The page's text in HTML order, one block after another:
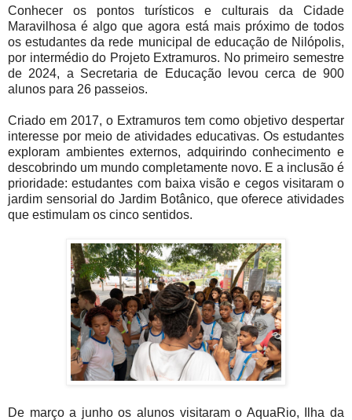
Conhecer os pontos turísticos e culturais da Cidade
Maravilhosa é algo que agora está mais próximo de todos
os estudantes da rede municipal de educação de Nilópolis,
por intermédio do Projeto Extramuros. No primeiro semestre
de 2024, a Secretaria de Educação levou cerca de 900
alunos para 26 passeios.
Criado em 2017, o Extramuros tem como objetivo despertar
interesse por meio de atividades educativas. Os estudantes
exploram ambientes externos, adquirindo conhecimento e
descobrindo um mundo completamente novo. E a inclusão é
prioridade: estudantes com baixa visão e cegos visitaram o
jardim sensorial do Jardim Botânico, que oferece atividades
que estimulam os cinco sentidos.
De março a junho os alunos visitaram o AquaRio, Ilha da